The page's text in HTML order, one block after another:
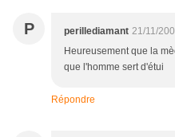
P perillediamant 21/11/
Heureusement que la
que l'homme sert d'étui
Répondre